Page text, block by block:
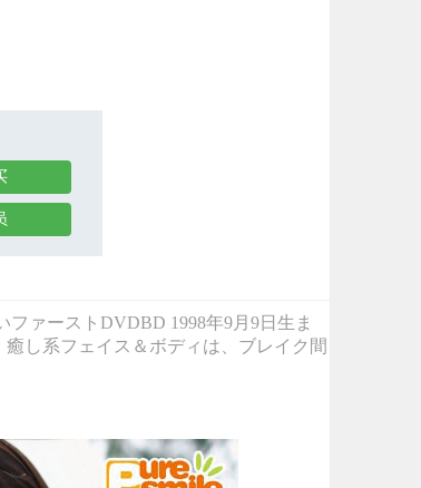
ァーストDVDBD 1998年9月9日生ま
し系フェイス＆ボディは、ブレイク間